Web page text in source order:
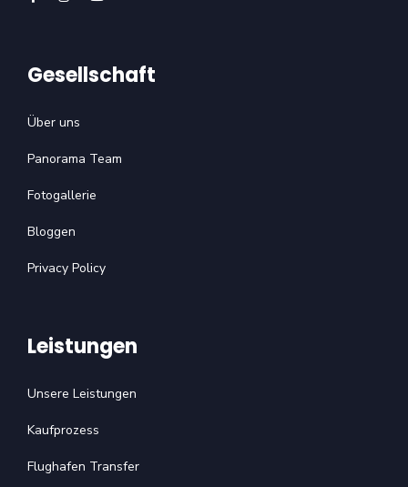
Gesellschaft
Über uns
Panorama Team
Fotogallerie
Bloggen
Privacy Policy
Leistungen
Unsere Leistungen
Kaufprozess
Flughafen Transfer